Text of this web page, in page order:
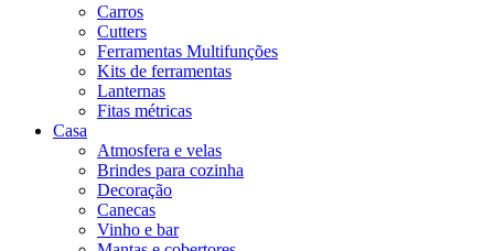
Carros
Cutters
Ferramentas Multifunções
Kits de ferramentas
Lanternas
Fitas métricas
Casa
Atmosfera e velas
Brindes para cozinha
Decoração
Canecas
Vinho e bar